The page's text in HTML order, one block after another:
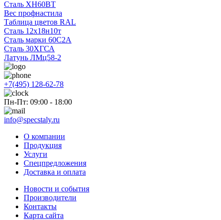
Сталь ХН60ВТ
Вес профнастила
Таблица цветов RAL
Сталь 12х18н10т
Сталь марки 60С2А
Сталь 30ХГСА
Латунь ЛМц58-2
+7(495) 128-62-78
Пн-Пт: 09:00 - 18:00
info@specstaly.ru
О компании
Продукция
Услуги
Спецпредложения
Доставка и оплата
Новости и события
Производители
Контакты
Карта сайта